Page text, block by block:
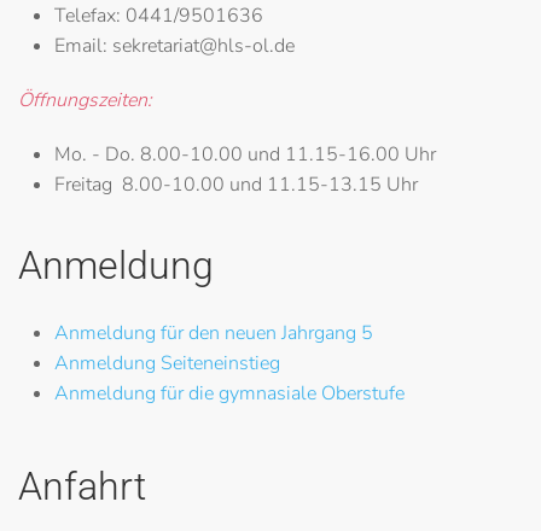
Telefax: 0441/9501636
Email: sekretariat@hls-ol.de
Öffnungszeiten:
Mo. - Do. 8.00-10.00 und 11.15-16.00 Uhr
Freitag 8.00-10.00 und 11.15-13.15 Uhr
Anmeldung
Anmeldung für den neuen Jahrgang 5
Anmeldung Seiteneinstieg
Anmeldung für die gymnasiale Oberstufe
Anfahrt